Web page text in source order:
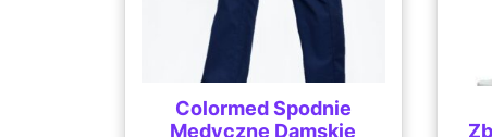
Colormed Spodnie
Medyczne Damskie